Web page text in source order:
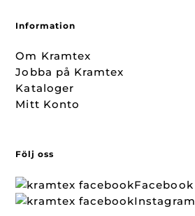
Information
Om Kramtex
Jobba på Kramtex
Kataloger
Mitt Konto
Följ oss
Facebook
Instagram